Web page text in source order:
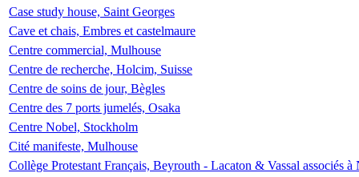
Case study house, Saint Georges
Cave et chais, Embres et castelmaure
Centre commercial, Mulhouse
Centre de recherche, Holcim, Suisse
Centre de soins de jour, Bègles
Centre des 7 ports jumelés, Osaka
Centre Nobel, Stockholm
Cité manifeste, Mulhouse
Collège Protestant Français, Beyrouth - Lacaton & Vassal associés